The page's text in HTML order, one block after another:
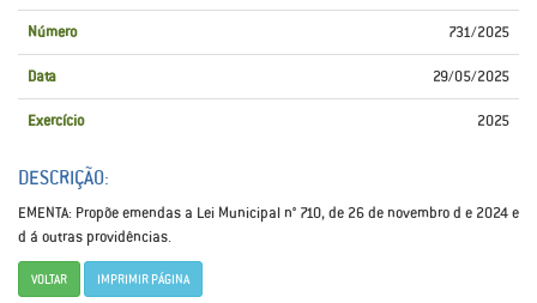
Número 731/2025
Data 29/05/2025
Exercício 2025
DESCRIÇÃO:
EMENTA: Propõe emendas a Lei Municipal n° 710, de 26 de novembro d e 2024 e
d á outras providências.
VOLTAR IMPRIMIR PÁGINA